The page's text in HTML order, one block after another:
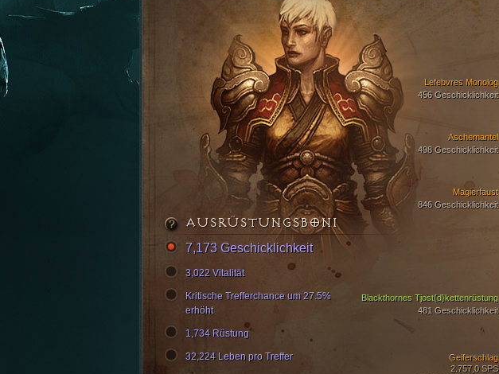
Aschemantel
498 Geschicklichkeit
Magierfaust
846 Geschicklichkeit
Lefebvres Monolog
456 Geschicklichkeit
Blackthornes Tjost{d}kettenrüstung
481 Geschicklichkeit
Geiferschlag
2.757,0 SPS
AUSRÜSTUNGSBONI
7,173 Geschicklichkeit
3,022 Vitalität
Kritische Trefferchance um 27.5%
erhöht
1,734 Rüstung
32,224 Leben pro Treffer